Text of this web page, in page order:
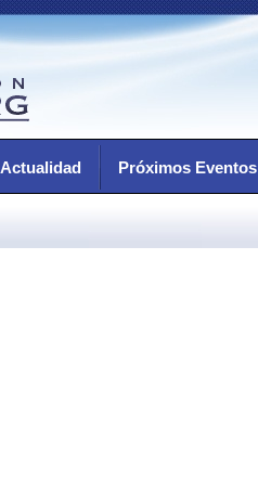
Actualidad Próximos Eventos